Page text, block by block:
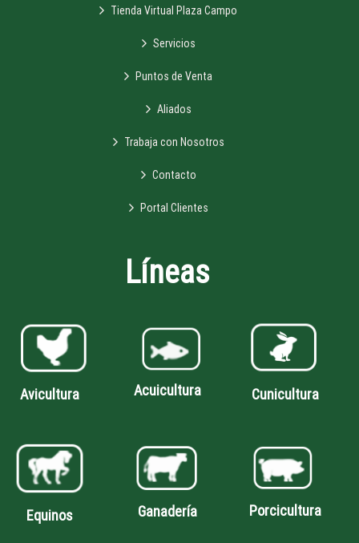
Tienda Virtual Plaza Campo
Servicios
Puntos de Venta
Aliados
Trabaja con Nosotros
Contacto
Portal Clientes
Líneas
Avicultura Acuicultura Cunicultura
Equinos Ganadería Porcicultura